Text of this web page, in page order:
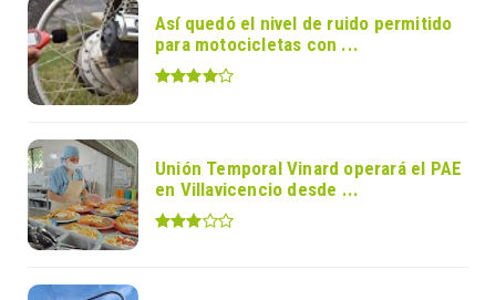
Así quedó el nivel de ruido permitido
para motocicletas con ...
Unión Temporal Vinard operará el PAE
en Villavicencio desde ...